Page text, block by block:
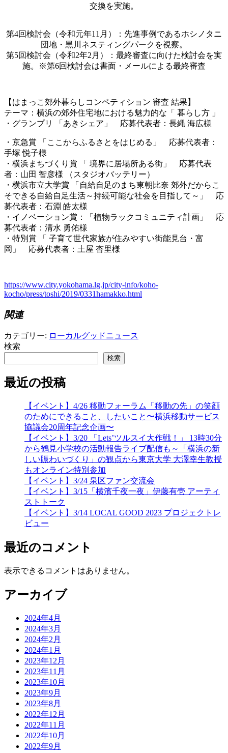
交換を実施。
第4回検討会（令和元年11月）：先進事例であるホシノタニ
団地・黒川ネスティングパークを視察。
第5回検討会（令和2年2月）：最終審査に向けた検討会を実
施。※第6回検討会は書面・メールによる最終審査
【はまっこ郊外暮らしコンペティション 審査 結果】
テーマ：横浜の郊外住宅地における魅力的な「 暮らし方 」
・グランプリ 「あきシェア」 応募代表者：長縄 海広様
・京急賞 「ここからふるさとをはじめる」 応募代表者：
手塚 悦子様
・横浜まちづくり賞 「 境界に居場所ある街」 応募代表
者：山田 智彦様 （スタジオバッテリー）
・横浜市立大学賞 「自給自足のまち東朝比奈 郊外だからこ
そできる自給自足生活～持続可能な社会を目指して～」 応
募代表者：石淵 皓太様
・イノベーション賞：「植物ラックコミュニティ計画」 応
募代表者：清水 勇佑様
・特別賞 「 子育て世代家族が住みやすい街能見台・富
岡」 応募代表者：土屋 杏里様
https://www.city.yokohama.lg.jp/city-info/koho-
kocho/press/toshi/2019/0331hamakko.html
関連
カテゴリー: ローカルグッドニュース
検索
検索
最近の投稿
【イベント】4/26 移動フォーラム「移動の先」の笑顔
のためにできること、したいこと〜横浜移動サービス
協議会20周年記念企画〜
【イベント】3/20 「Lets’ツルスイ大作戦！」 13時30分
から鶴見小学校の活動報告ライブ配信も～「横浜の新
しい賑わいづくり」の観点から東京大学 大澤幸生教授
もオンライン特別参加
【イベント】3/24 泉区ファン交流会
【イベント】3/15「横濱千夜一夜」伊藤有壱 アーティ
ストトーク
【イベント】3/14 LOCAL GOOD 2023 プロジェクトレ
ビュー
最近のコメント
表示できるコメントはありません。
アーカイブ
2024年4月
2024年3月
2024年2月
2024年1月
2023年12月
2023年11月
2023年10月
2023年9月
2023年8月
2022年12月
2022年11月
2022年10月
2022年9月